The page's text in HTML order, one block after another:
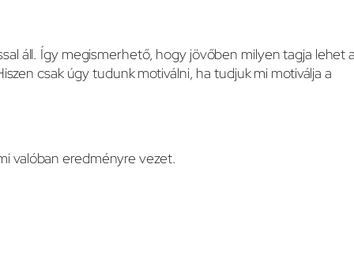
áll. Így megismerhető, hogy jövőben milyen tagja lehet
csak úgy tudunk motiválni, ha tudjuk mi motiválja a
valóban eredményre vezet.